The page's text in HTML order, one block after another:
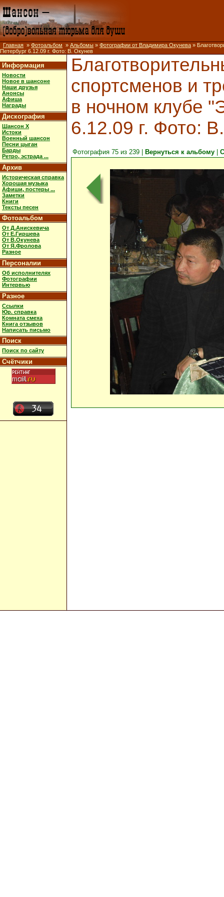
Главная » Фотоальбом » Альбомы » Фотографии от Владимира Окунева »
Петербург 6.12.09 г. Фото: В. Окунев
Информация
Новости
Новое в шансоне
Наши друзья
Анонсы
Афиша
Награды
Дискография
Шансон X
Истоки
Военный шансон
Песни цыган
Барды
Ретро, эстрада ...
Архив
Историческая справка
Хорошая музыка
Афиши, постеры ...
Заметки
Книги
Тексты песен
Фотоальбом
От Д.Анискевича
От Е.Гиршева
От В.Окунева
От Я.Фролова
Разное
Персоналии
Об исполнителях
Фотографии
Интервью
Разное
Ссылки
Юр. справка
Комната смеха
Книга отзывов
Написать письмо
Поиск
Поиск по сайту
Счётчики
спортсменов и
в ночном клубе
6.12.09 г. Фото:
Фотография 75 из 239 | Вернуться к альбому